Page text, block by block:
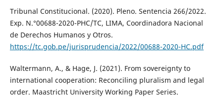
Tribunal Constitucional. (2020). Pleno. Sentencia 266/2022.
Exp. N.°00688-2020-PHC/TC, LIMA, Coordinadora Nacional
de Derechos Humanos y Otros.
https://tc.gob.pe/jurisprudencia/2022/00688-2020-HC.pdf
Waltermann, A., & Hage, J. (2021). From sovereignty to
international cooperation: Reconciling pluralism and legal
order. Maastricht University Working Paper Series.